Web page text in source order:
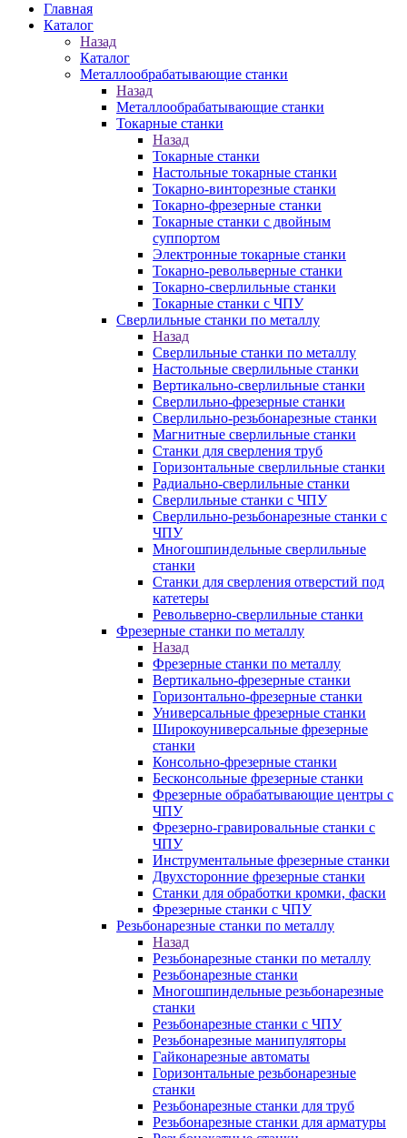
Главная
Каталог
Назад
Каталог
Металлообрабатывающие станки
Назад
Металлообрабатывающие станки
Токарные станки
Назад
Токарные станки
Настольные токарные станки
Токарно-винторезные станки
Токарно-фрезерные станки
Токарные станки с двойным
суппортом
Электронные токарные станки
Токарно-револьверные станки
Токарно-сверлильные станки
Токарные станки с ЧПУ
Сверлильные станки по металлу
Назад
Сверлильные станки по металлу
Настольные сверлильные станки
Вертикально-сверлильные станки
Сверлильно-фрезерные станки
Сверлильно-резьбонарезные станки
Магнитные сверлильные станки
Станки для сверления труб
Горизонтальные сверлильные станки
Радиально-сверлильные станки
Сверлильные станки с ЧПУ
Сверлильно-резьбонарезные станки с
ЧПУ
Многошпиндельные сверлильные
станки
Станки для сверления отверстий под
катетеры
Револьверно-сверлильные станки
Фрезерные станки по металлу
Назад
Фрезерные станки по металлу
Вертикально-фрезерные станки
Горизонтально-фрезерные станки
Универсальные фрезерные станки
Широкоуниверсальные фрезерные
станки
Консольно-фрезерные станки
Бесконсольные фрезерные станки
Фрезерные обрабатывающие центры с
ЧПУ
Фрезерно-гравировальные станки с
ЧПУ
Инструментальные фрезерные станки
Двухсторонние фрезерные станки
Станки для обработки кромки, фаски
Фрезерные станки с ЧПУ
Резьбонарезные станки по металлу
Назад
Резьбонарезные станки по металлу
Резьбонарезные станки
Многошпиндельные резьбонарезные
станки
Резьбонарезные станки с ЧПУ
Резьбонарезные манипуляторы
Гайконарезные автоматы
Горизонтальные резьбонарезные
станки
Резьбонарезные станки для труб
Резьбонарезные станки для арматуры